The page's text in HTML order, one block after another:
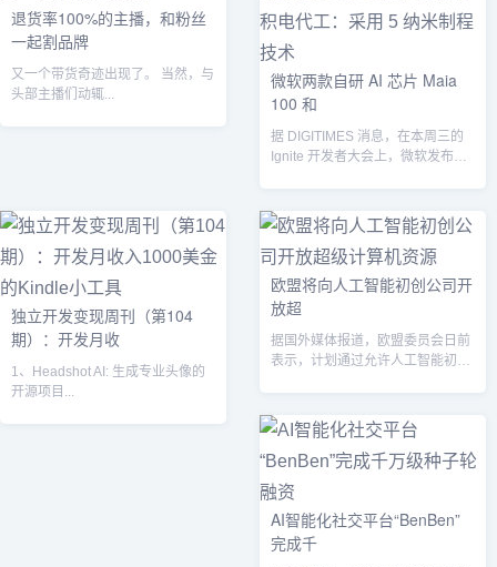
退货率100%的主播，和粉丝
一起割品牌
又一个带货奇迹出现了。 当然，与
头部主播们动辄...
微软两款自研 AI 芯片 Maia
100 和
据 DIGITIMES 消息，在本周三的
Ignite 开发者大会上，微软发布了
独立开发变现周刊（第104
期）：开发月收
1、Headshot AI: 生成专业头像的
开源项目...
​欧盟将向人工智能初创公司开
放超
据国外媒体报道，欧盟委员会日前
表示，计划通过允许人工智能初创
AI智能化社交平台“BenBen”
完成千